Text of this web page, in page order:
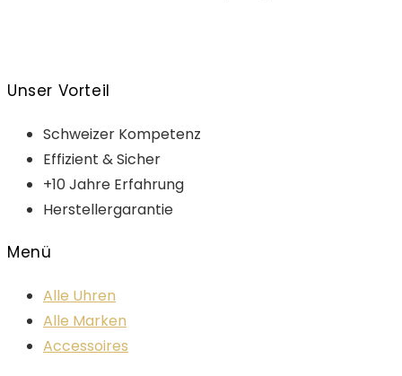
Unser Vorteil
Schweizer Kompetenz
Effizient & Sicher
+10 Jahre Erfahrung
Herstellergarantie
Menü
Alle Uhren
Alle Marken
Accessoires